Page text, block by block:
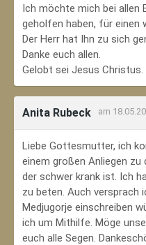
Ich möchte mich bei allen
geholfen haben, für einen
Der Herr hat Ihn zu sich
Danke euch allen.
Gelobt sei Jesus Christus.
Anita Rubeck am
Liebe Gottesmutter, ich
einem großen Anliegen zu
der schwer krank ist. Ich
zu beten. Auch versprach
Medjugorje einschreiben
ich um Mithilfe. Möge
euch alle Segen.